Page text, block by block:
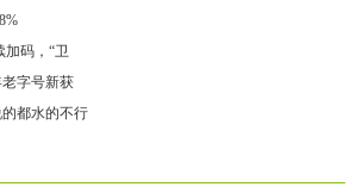
加码，“卫
字号新获
都水的不行